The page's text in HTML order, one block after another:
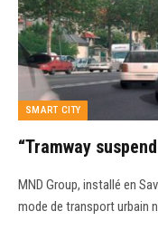
SMART CITY
“Tramway
MND Group, installé en
mode de transport urbain